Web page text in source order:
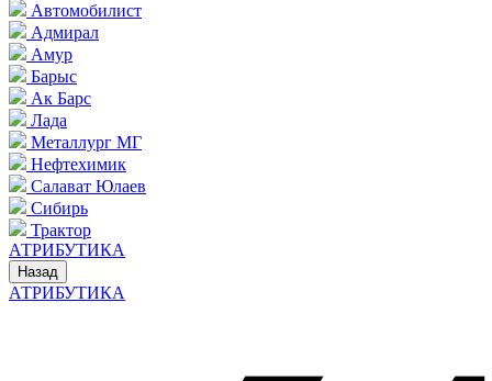
Автомобилист
Адмирал
Амур
Барыс
Ак Барс
Лада
Металлург МГ
Нефтехимик
Салават Юлаев
Сибирь
Трактор
АТРИБУТИКА
Назад
АТРИБУТИКА